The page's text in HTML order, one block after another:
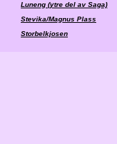
Luneng (ytre del av Saga)
Stevika/Magnus Plass
Storbelkjosen